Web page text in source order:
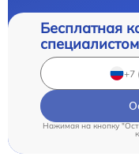
Бесплатная
специалистом
Нажимая на кнопку